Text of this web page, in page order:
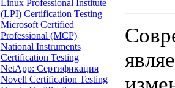
Linux Professional Institute
(LPI) Certification Testing
Microsoft Certified
Professional (MCP)
National Instruments
Certification Testing
NetApp: Сертификация
Novell Certification Testing